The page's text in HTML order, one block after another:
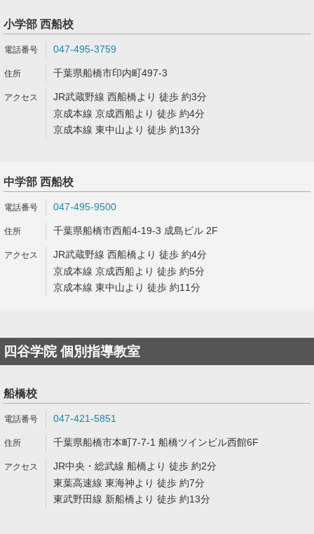
小学部 西船校
047-495-3759
千葉県船橋市印内町497-3
JR武蔵野線 西船橋より 徒歩 約3分
京成本線 京成西船より 徒歩 約4分
京成本線 東中山より 徒歩 約13分
中学部 西船校
047-495-9500
千葉県船橋市西船4-19-3 成島ビル 2F
JR武蔵野線 西船橋より 徒歩 約4分
京成本線 京成西船より 徒歩 約5分
京成本線 東中山より 徒歩 約11分
四谷学院 個別指導教室
船橋校
047-421-5851
千葉県船橋市本町7-7-1 船橋ツインビル西館6F
JR中央・総武線 船橋より 徒歩 約2分
東葉高速線 東海神より 徒歩 約7分
東武野田線 新船橋より 徒歩 約13分